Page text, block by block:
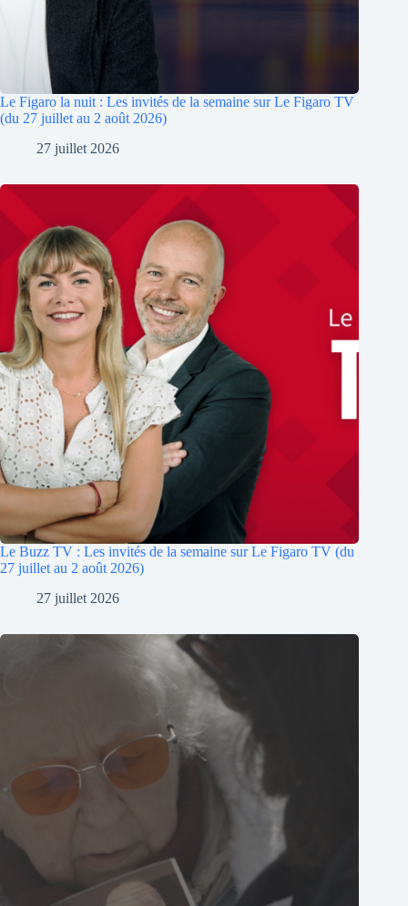
Le Figaro la nuit : Les invités de la semaine sur Le Figaro TV
(du 27 juillet au 2 août 2026)
27 juillet 2026
Le Buzz TV : Les invités de la semaine sur Le Figaro TV (du
27 juillet au 2 août 2026)
27 juillet 2026